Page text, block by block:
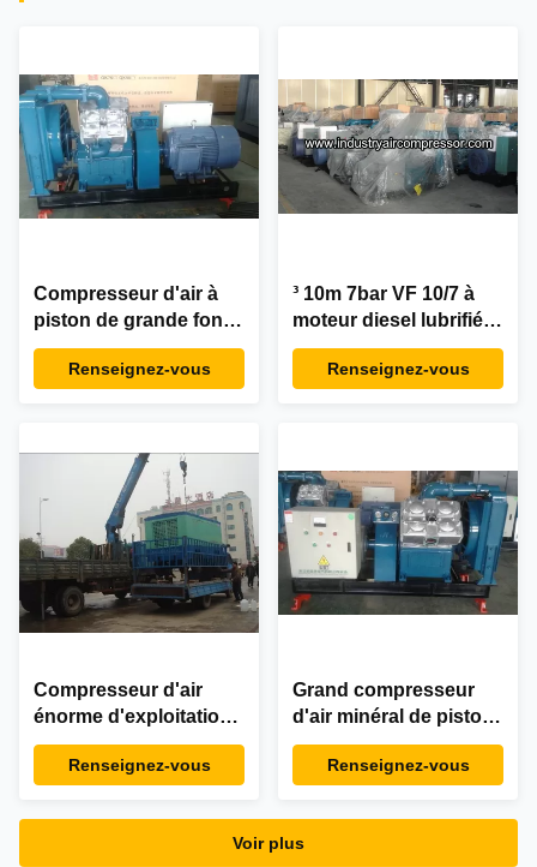
Compresseur d'air à
piston de grande fonte
silencieuse pour le
mien de la barre 95HP
Renseignez-vous
³ 10m 7bar VF 10/7 à
moteur diesel lubrifié
par économie
d'énergie de
Renseignez-vous
Compresseur d'air
énorme d'exploitation
de piston 105CFM mû
par courroie 580PSI
CVFY 13 7
Renseignez-vous
Grand compresseur
d'air minéral de piston
pour la marque Silk
des outils CVFY 9/7 9m
7
Renseignez-vous
Voir plus